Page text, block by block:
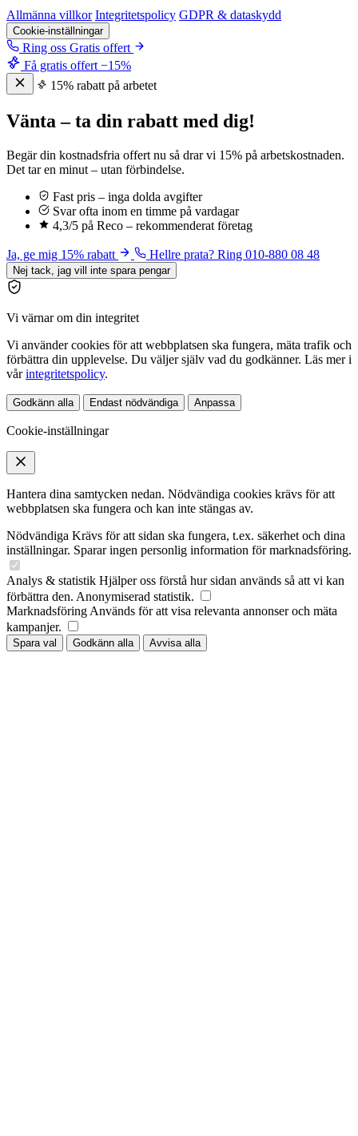
Allmänna villkor Integritetspolicy GDPR & dataskydd
Cookie-inställningar
Ring oss Gratis offert
Få gratis offert −15%
15% rabatt på arbetet
Vänta – ta din rabatt med dig!
Begär din kostnadsfria offert nu så drar vi 15% på arbetskostnaden.
Det tar en minut – utan förbindelse.
Fast pris – inga dolda avgifter
Svar ofta inom en timme på vardagar
4,3/5 på Reco – rekommenderat företag
Ja, ge mig 15% rabatt Hellre prata? Ring 010-880 08 48
Nej tack, jag vill inte spara pengar
Vi värnar om din integritet
Vi använder cookies för att webbplatsen ska fungera, mäta trafik och
förbättra din upplevelse. Du väljer själv vad du godkänner. Läs mer i
vårintegritetspolicy.
Godkänn alla Endast nödvändiga Anpassa
Cookie-inställningar
Hantera dina samtycken nedan. Nödvändiga cookies krävs för att
webbplatsen ska fungera och kan inte stängas av.
Nödvändiga Krävs för att sidan ska fungera, t.ex. säkerhet och dina
inställningar. Sparar ingen personlig information för marknadsföring.
Analys & statistik Hjälper oss förstå hur sidan används så att vi kan
förbättra den. Anonymiserad statistik.
Marknadsföring Används för att visa relevanta annonser och mäta
kampanjer.
Spara val Godkänn alla Avvisa alla